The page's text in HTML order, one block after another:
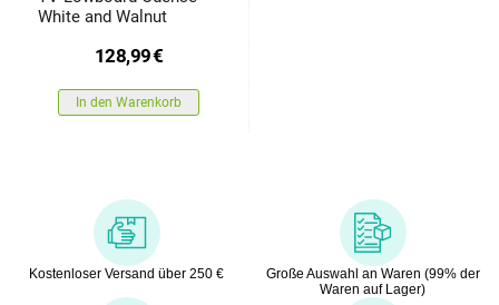
White and Walnut
128,99€
In den Warenkorb
Kostenloser Versand über 250 €
Große Auswahl an Waren (99% der
Waren auf Lager)